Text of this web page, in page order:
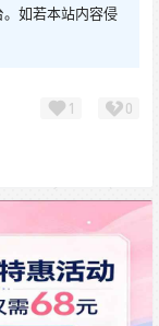
如若本站内容侵
1 0